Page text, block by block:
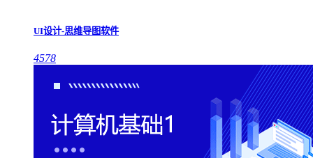
UI设计-思维导图软件
4578